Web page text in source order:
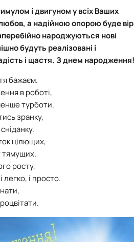
«Філософські проблеми
та міжгрупової комунікаці…
«Історія держави і права
і двигуном у всіх Ваших
а надійною опорою буде
народжуються нові
будуть реалізовані і
і щастя. З днем народження!
бажаєм.
в роботі,
турботи.
зранку,
цілющих,
тямущих.
росту,
і просто.